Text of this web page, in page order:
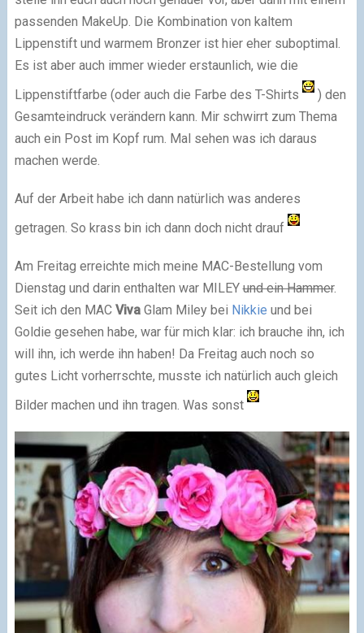
passenden MakeUp. Die Kombination von kaltem
Lippenstift und warmem Bronzer ist hier eher suboptimal.
Es ist aber auch immer wieder erstaunlich, wie die
Lippenstiftfarbe (oder auch die Farbe des T-Shirts
) den
Gesamteindruck verändern kann. Mir schwirrt zum Thema
auch ein Post im Kopf rum. Mal sehen was ich daraus
machen werde.
Auf der Arbeit habe ich dann natürlich was anderes
getragen. So krass bin ich dann doch nicht drauf
Am Freitag erreichte mich meine MAC-Bestellung vom
Dienstag und darin enthalten war MILEYund ein Hammer.
Seit ich den MAC VivaGlam Miley bei Nikkie und bei
Goldie gesehen habe, war für mich klar: ich brauche ihn, ich
will ihn, ich werde ihn haben! Da Freitag auch noch so
gutes Licht vorherrschte, musste ich natürlich auch gleich
Bilder machen und ihn tragen. Was sonst